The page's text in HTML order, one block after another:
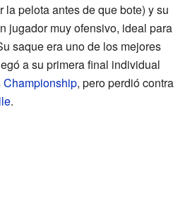
pelota antes de que bote) y su
jugador muy ofensivo, ideal para
saque era uno de los mejores
a su primera final individual
, pero perdió contra
.